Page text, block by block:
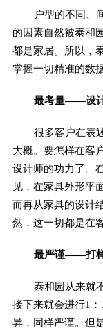
户型的不同、
的因素自然被泰和
都是家居。所以，
掌握一切精准的数
最考量——设
很多客户在表
大概。要怎样在客
设计师的功力了。
见，在家具外形平
而再从家具的设计
然，这一切都是在
最严谨——打
泰和园从来就
接下来就会进行1
异，同样严谨。但